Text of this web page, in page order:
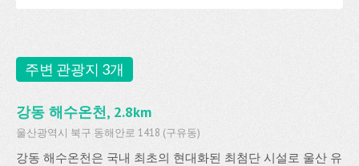
주변 관광지 3개
강동 해수온천, 2.8km
울산광역시 북구 동해안로 1418 (구유동)
강동 해수온천은 국내 최초의 현대화된 최첨단 시설로 울산 유